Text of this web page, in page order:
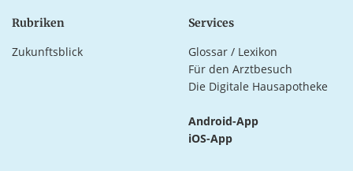
Rubriken
Zukunftsblick
Services
Glossar / Lexikon
Für den Arztbesuch
Die Digitale Hausapotheke
Android-App
iOS-App